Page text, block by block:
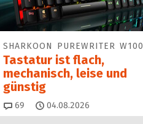
SHARKOON PUREWRITER W100
Tastatur ist flach,
mechanisch, leise und
günstig
69 Kommentare
04.08.2026